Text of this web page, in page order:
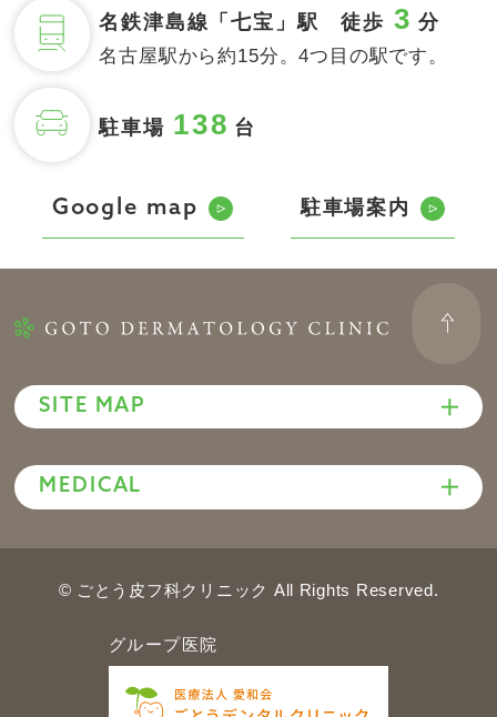
名鉄津島線「七宝」駅 徒歩 3 分
名古屋駅から約15分。4つ目の駅です。
駐車場 138 台
Google map 駐車場案内
SITE MAP
MEDICAL
© ごとう皮フ科クリニック All Rights Reserved.
グループ医院